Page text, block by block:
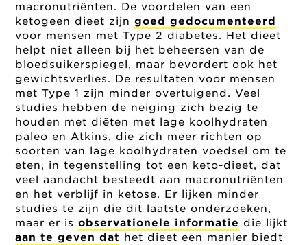
macronutriënten. De voordelen van een
ketogeen dieet zijngoed gedocumenteerd
voor mensen met Type 2 diabetes. Het dieet
helpt niet alleen bij het beheersen van de
bloedsuikerspiegel, maar bevordert ook het
gewichtsverlies. De resultaten voor mensen
met Type 1 zijn minder overtuigend. Veel
studies hebben de neiging zich bezig te
houden met diëten met lage koolhydraten
paleo en Atkins, die zich meer richten op
soorten van lage koolhydraten voedsel om te
eten, in tegenstelling tot een keto-dieet, dat
veel aandacht besteedt aan macronutriënten
en het verblijf in ketose. Er lijken minder
studies te zijn die dit laatste onderzoeken,
maar er isobservationele informatie die lijkt
aan te geven dat het dieet een manier biedt